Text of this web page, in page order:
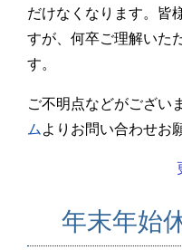
だけなくなります。皆
すが、何卒ご理解いた
す。
ご不明点などがござい
ムよりお問い合わせお
年末年始